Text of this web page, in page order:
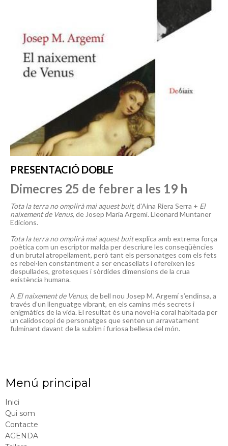
PRESENTACIÓ DOBLE
Dimecres 25 de febrer a les 19 h
Tota la terra no omplirà mai aquest buit, d'Aina Riera Serra + El
naixement de Venus, de Josep Maria Argemí. Lleonard Muntaner
Edicions.
Tota la terra no omplirà mai aquest buitexplica amb extrema força
poètica com un escriptor malda per descriure les conseqüències
d’un brutal atropellament, però tant els personatges com els fets
es rebel·len constantment a ser encasellats i ofereixen les
despullades, grotesques i sòrdides dimensions de la crua
existència humana.
A El naixement de Venus, de bell nou Josep M. Argemí s’endinsa, a
través d’un llenguatge vibrant, en els camins més secrets i
enigmàtics de la vida. El resultat és una novel·la coral habitada per
un calidoscopi de personatges que senten un arravatament
fulminant davant de la sublim i furiosa bellesa del món.
Menú principal
Inici
Qui som
Contacte
AGENDA